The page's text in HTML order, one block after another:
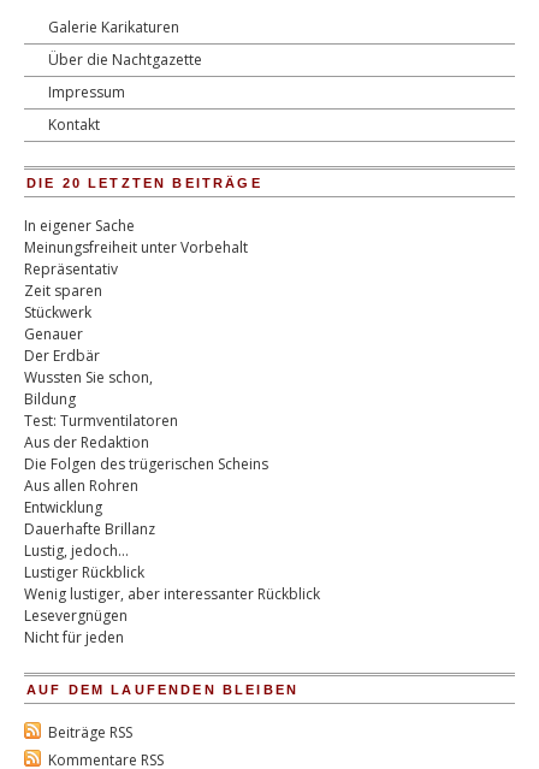
Galerie Karikaturen
Über die Nachtgazette
Impressum
Kontakt
DIE 20 LETZTEN BEITRÄGE
In eigener Sache
Meinungsfreiheit unter Vorbehalt
Repräsentativ
Zeit sparen
Stückwerk
Genauer
Der Erdbär
Wussten Sie schon,
Bildung
Test: Turmventilatoren
Aus der Redaktion
Die Folgen des trügerischen Scheins
Aus allen Rohren
Entwicklung
Dauerhafte Brillanz
Lustig, jedoch…
Lustiger Rückblick
Wenig lustiger, aber interessanter Rückblick
Lesevergnügen
Nicht für jeden
AUF DEM LAUFENDEN BLEIBEN
Beiträge RSS
Kommentare RSS